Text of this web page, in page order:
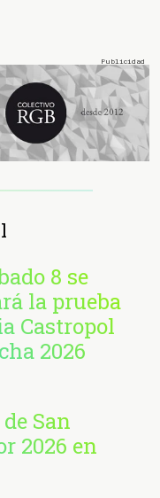
8 se
la prueba
Castropol
2026
San
2026 en